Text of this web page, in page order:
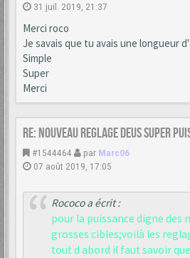
31 juil. 2019, 21:37
Merci roco
Je savais que tu avais une longueur
Simple
Super
Merci
Re: nouveau reglage deus super
#1544464 par Marc06
07 août 2019, 17:05
Rococo a écrit :
pour la puissance digne des
grosses cibles;voilà les
tout d abord il faut savoir